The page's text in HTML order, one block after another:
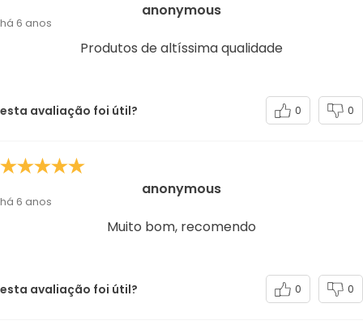
anonymous
há 6 anos
Produtos de altíssima qualidade
esta avaliação foi útil? 0 0
anonymous
há 6 anos
Muito bom, recomendo
esta avaliação foi útil? 0 0